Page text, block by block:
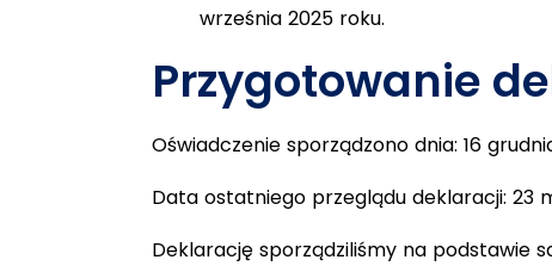
września 2025 roku.
Przygotowanie
Oświadczenie sporządzono dnia: 16
Data ostatniego przeglądu deklaracji: 23
Deklarację sporządziliśmy na podstawie